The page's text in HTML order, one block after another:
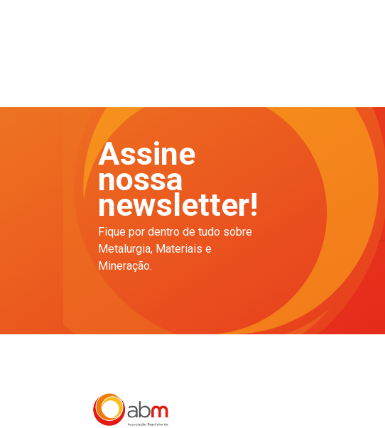
Assine
nossa
newsletter!
Fique por dentro de tudo sobre
Metalurgia, Materiais e
Mineração.